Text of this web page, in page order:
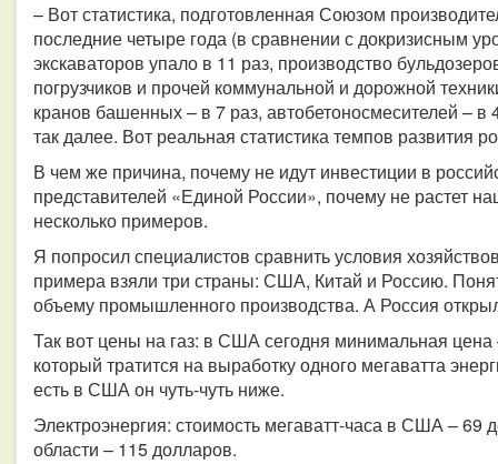
– Вот статистика, подготовленная Союзом
последние четыре года (в сравнении с докризисным
экскаваторов упало в 11 раз, производство
погрузчиков и прочей коммунальной и дорожной
кранов башенных – в 7 раз, автобетоносмесителей –
так далее. Вот реальная статистика темпов развития
В чем же причина, почему не идут инвестиции в
представителей «Единой России», почему не растет
несколько примеров.
Я попросил специалистов сравнить условия
примера взяли три страны: США, Китай и Россию.
объему промышленного производства. А Россия
Так вот цены на газ: в США сегодня минимальная цена
который тратится на выработку одного мегаватта
есть в США он чуть-чуть ниже.
Электроэнергия: стоимость мегаватт-часа в США – 69
области – 115 долларов.